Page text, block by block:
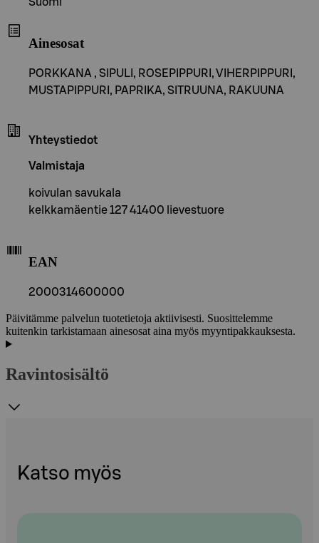
Suomi
Ainesosat
PORKKANA , SIPULI, ROSEPIPPURI, VIHERPIPPURI,
MUSTAPIPPURI, PAPRIKA, SITRUUNA, RAKUUNA
Yhteystiedot
Valmistaja
koivulan savukala
kelkkamäentie 127 41400 lievestuore
EAN
2000314600000
Päivitämme palvelun tuotetietoja aktiivisesti. Suosittelemme
kuitenkin tarkistamaan ainesosat aina myös myyntipakkauksesta.
Ravintosisältö
Katso myös